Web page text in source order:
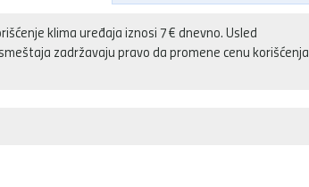
klima uređaja iznosi 7€ dnevno. Usled
zadržavaju pravo da promene cenu korišćenja